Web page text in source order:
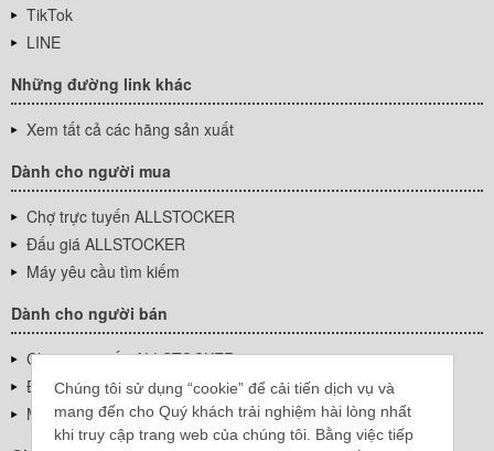
Chúng tôi sử dụng “cookie” để cải tiến dịch vụ và
mang đến cho Quý khách trải nghiệm hài lòng nhất
khi truy cập trang web của chúng tôi. Bằng việc tiếp
TikTok
LINE
Những đường link khác
Xem tất cả các hãng sản xuất
Dành cho người mua
Chợ trực tuyến ALLSTOCKER
Đấu giá ALLSTOCKER
Máy yêu cầu tìm kiếm
Dành cho người bán
Chợ trực tuyến ALLSTOCKER
Đấu giá ALLSTOCKER
Máy yêu cầu tìm kiếm